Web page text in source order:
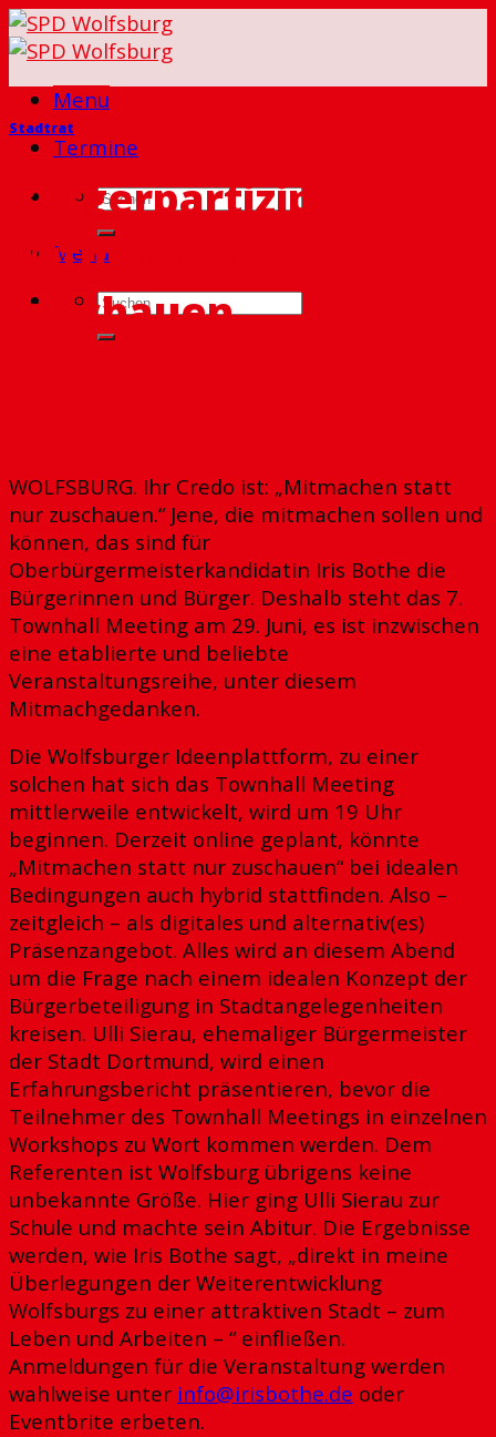
Skip
to
Menu
Termine
Menu
Stadtrat
Bürgerpartizipation –
Mitmachen statt nur
zuschauen
WOLFSBURG. Ihr Credo ist: „Mitmachen statt
nur zuschauen.“ Jene, die mitmachen sollen und
können, das sind für
Oberbürgermeisterkandidatin Iris Bothe die
Bürgerinnen und Bürger. Deshalb steht das 7.
Townhall Meeting am 29. Juni, es ist inzwischen
eine etablierte und beliebte
Veranstaltungsreihe, unter diesem
Mitmachgedanken.
Die Wolfsburger Ideenplattform, zu einer
solchen hat sich das Townhall Meeting
mittlerweile entwickelt, wird um 19 Uhr
beginnen. Derzeit online geplant, könnte
„Mitmachen statt nur zuschauen“ bei idealen
Bedingungen auch hybrid stattfinden. Also –
zeitgleich – als digitales und alternativ(es)
Präsenzangebot. Alles wird an diesem Abend
um die Frage nach einem idealen Konzept der
Bürgerbeteiligung in Stadtangelegenheiten
kreisen. Ulli Sierau, ehemaliger Bürgermeister
der Stadt Dortmund, wird einen
Erfahrungsbericht präsentieren, bevor die
Teilnehmer des Townhall Meetings in einzelnen
Workshops zu Wort kommen werden. Dem
Referenten ist Wolfsburg übrigens keine
unbekannte Größe. Hier ging Ulli Sierau zur
Schule und machte sein Abitur. Die Ergebnisse
werden, wie Iris Bothe sagt, „direkt in meine
Überlegungen der Weiterentwicklung
Wolfsburgs zu einer attraktiven Stadt – zum
Leben und Arbeiten – “ einfließen.
Anmeldungen für die Veranstaltung werden
wahlweise unter info@irisbothe.de oder
Eventbrite erbeten.